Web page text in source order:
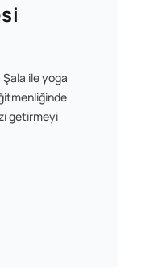
ile yoga
getirmeyi